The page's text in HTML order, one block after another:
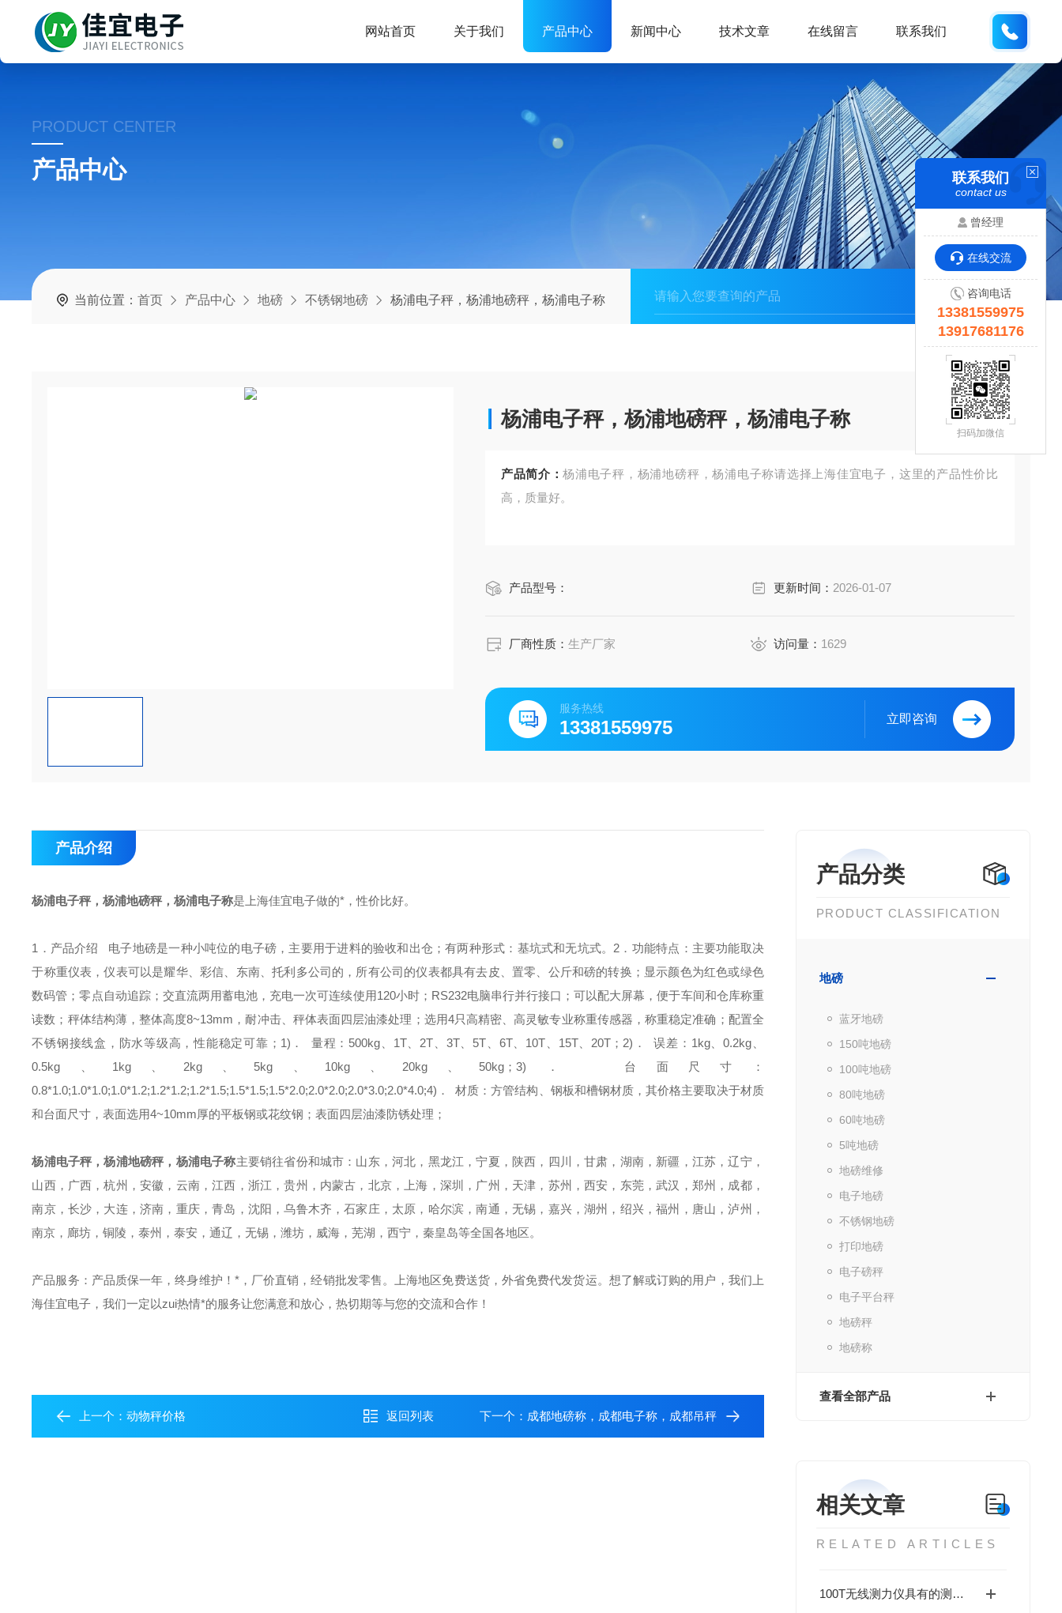
网站首页 关于我们 产品中心 新闻中心 技术文章 在线留言 联系我们
PRODUCT CENTER
产品中心
当前位置：首页 产品中心 地磅 不锈钢地磅 杨浦电子秤，杨浦地磅秤，杨浦电子称
杨浦电子秤，杨浦地磅秤，杨浦电子称
产品简介：杨浦电子秤，杨浦地磅秤，杨浦电子称请选择上海佳宜电子，这里的产品性价比
高，质量好。
产品型号： 更新时间： 2026-01-07
厂商性质：生产厂家 访问量： 1629
服务热线
13381559975 立即咨询
产品分类
PRODUCT CLASSIFICATION
地磅
蓝牙地磅
150吨地磅
100吨地磅
80吨地磅
60吨地磅
5吨地磅
地磅维修
电子地磅
不锈钢地磅
打印地磅
电子磅秤
电子平台秤
地磅秤
地磅称
查看全部产品
相关文章
RELATED ARTICLES
100T无线测力仪具有的测量用途还真是广泛
产品介绍
杨浦电子秤，杨浦地磅秤，杨浦电子称是上海佳宜电子做的*，性价比好。
1．产品介绍 电子地磅是一种小吨位的电子磅，主要用于进料的验收和出仓；有两种形式：基坑式和无坑式。 2．功能特点： 主要功能取决
于称重仪表，仪表可以是耀华、彩信、东南、托利多公司的，所有公司的仪表都具有去皮、置零、公斤和磅的转换； 显示颜色为红色或绿色
数码管；零点自动追踪； 交直流两用蓄电池，充电一次可连续使用120小时； RS232电脑串行并行接口；可以配大屏幕，便于车间和仓库称重
读数； 秤体结构薄，整体高度8~13mm，耐冲击、秤体表面四层油漆处理； 选用4只高精密、高灵敏专业称重传感器，称重稳定准确； 配置全
不锈钢接线盒，防水等级高，性能稳定可靠； 1)． 量程： 500kg、1T、2T、3T、5T、6T、10T、15T、20T； 2)． 误差： 1kg、0.2kg、
0.5kg、1kg、2kg、5kg、10kg、20kg、50kg；3)． 台面尺寸：
0.8*1.0;1.0*1.0;1.0*1.2;1.2*1.2;1.2*1.5;1.5*1.5;1.5*2.0;2.0*2.0;2.0*3.0;2.0*4.0;4)． 材质：方管结构、钢板和槽钢材质，其价格主要取决于材质
和台面尺寸，表面选用4~10mm厚的平板钢或花纹钢；表面四层油漆防锈处理；
杨浦电子秤，杨浦地磅秤，杨浦电子称主要销往省份和城市：山东，河北，黑龙江，宁夏，陕西，四川，甘肃，湖南，新疆，江苏，辽宁，
山西，广西，杭州，安徽，云南，江西，浙江，贵州，内蒙古，北京，上海，深圳，广州，天津，苏州，西安，东莞，武汉，郑州，成都，
南京，长沙，大连，济南，重庆，青岛，沈阳，乌鲁木齐，石家庄，太原，哈尔滨，南通，无锡，嘉兴，湖州，绍兴，福州，唐山，泸州，
南京，廊坊，铜陵，泰州，泰安，通辽，无锡，潍坊，威海，芜湖，西宁，秦皇岛等全国各地区。
产品服务：产品质保一年，终身维护！*，厂价直销，经销批发零售。上海地区免费送货，外省免费代发货运。想了解或订购的用户，我们上
海佳宜电子，我们一定以zui热情*的服务让您满意和放心，热切期等与您的交流和合作！
上一个：动物秤价格 返回列表 下一个： 成都地磅称，成都电子称，成都吊秤
联系我们
contact us
曾经理
在线交流
咨询电话
13381559975
13917681176
扫码加微信